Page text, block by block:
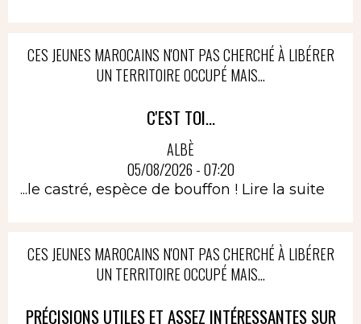
CES JEUNES MAROCAINS N'ONT PAS CHERCHÉ À LIBÉRER
UN TERRITOIRE OCCUPÉ MAIS...
C'EST TOI...
ALBÈ
05/08/2026 - 07:20
...le castré, espèce de bouffon ! Lire la suite
CES JEUNES MAROCAINS N'ONT PAS CHERCHÉ À LIBÉRER
UN TERRITOIRE OCCUPÉ MAIS...
PRÉCISIONS UTILES ET ASSEZ INTÉRESSANTES SUR